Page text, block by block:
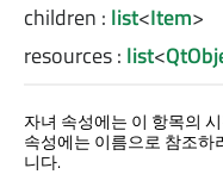
children : list<Item>
resources: list<
자녀 속성에는 이 항목의
속성에는 이름으로 참조하
니다.